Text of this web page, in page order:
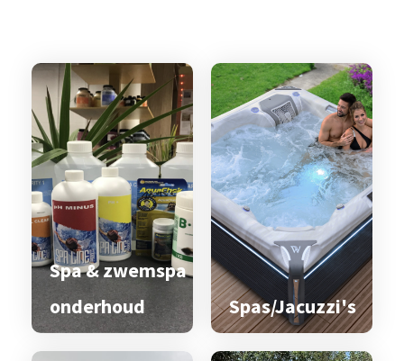
Spa & zwemspa
onderhoud
Spas/Jacuzzi's